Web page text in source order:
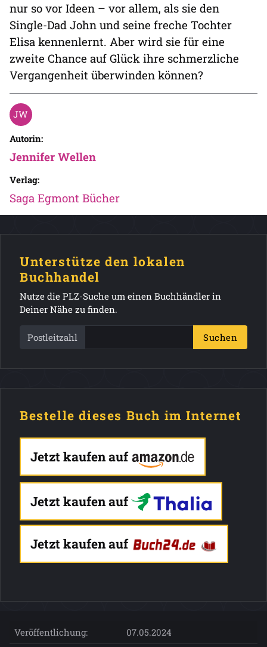
nur so vor Ideen – vor allem, als sie den
Single-Dad John und seine freche Tochter
Elisa kennenlernt. Aber wird sie für eine
zweite Chance auf Glück ihre schmerzliche
Vergangenheit überwinden können?
Autorin:
Jennifer Wellen
Verlag:
Saga Egmont Bücher
Unterstütze den lokalen
Buchhandel
Nutze die PLZ-Suche um einen Buchhändler in
Deiner Nähe zu finden.
Postleitzahl Suchen
Bestelle dieses Buch im Internet
Jetzt kaufen auf
Jetzt kaufen auf
Jetzt kaufen auf
Veröffentlichung: 07.05.2024